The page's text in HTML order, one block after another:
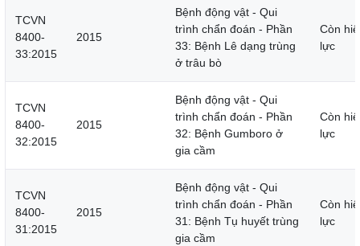
TCVN
8400-
33:2015
2015
Bệnh động vật - Qui
trình chẩn đoán - Phần
33: Bệnh Lê dạng trùng
ở trâu bò
Còn
lực
TCVN
8400-
32:2015
2015
Bệnh động vật - Qui
trình chẩn đoán - Phần
32: Bệnh Gumboro ở
gia cầm
Còn
lực
TCVN
8400-
31:2015
2015
Bệnh động vật - Qui
trình chẩn đoán - Phần
31: Bệnh Tụ huyết trùng
gia cầm
Còn
lực